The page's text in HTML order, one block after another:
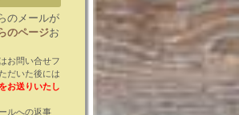
のメールが
のページお
お問い合せフ
だいた後には
お送りいたし
ルへの返事